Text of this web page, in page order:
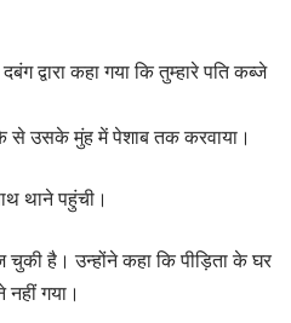
द्वारा कहा गया कि तुम्हारे पति कब्जे
से उसके मुंह में पेशाब तक करवाया।
थाने पहुंची।
चुकी है। उन्होंने कहा कि पीड़िता के घर
गया।